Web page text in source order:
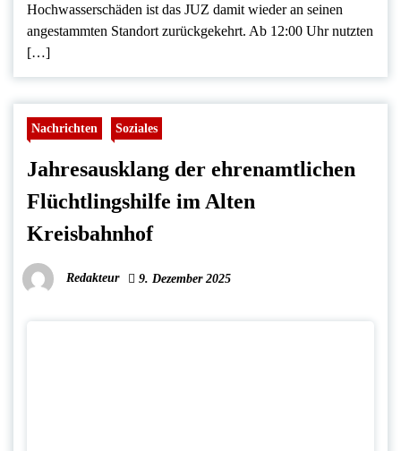
Hochwasserschäden ist das JUZ damit wieder an seinen
angestammten Standort zurückgekehrt. Ab 12:00 Uhr nutzten
[…]
Nachrichten Soziales
Jahresausklang der ehrenamtlichen
Flüchtlingshilfe im Alten
Kreisbahnhof
Redakteur 9. Dezember 2025